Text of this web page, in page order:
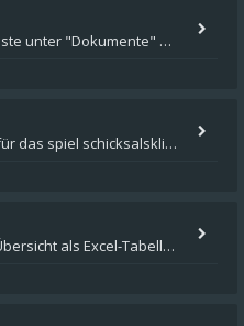
Wenn das Speil installiert ist, müsste unter "Dokumente" auf Deinem Rechner ein Verzeichnis "blade of destiny" sein. Dar
wollte fragen wie kann ich mods für das spiel schicksalsklinge in das spieleverzeichnis kopieren und in welches
Und hier das Gesamtpaket plus Übersicht als Excel-Tabelle: https://forum.schicksalsklinge.com/viewtopic.php?f=239&t=156